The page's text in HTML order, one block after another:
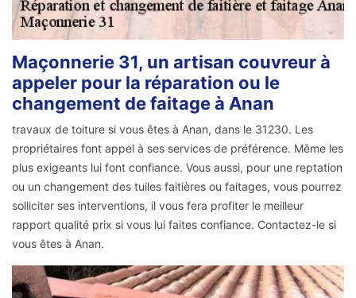
Maçonnerie 31, un artisan couvreur à
appeler pour la réparation ou le
changement de faitage à Anan
travaux de toiture si vous êtes à Anan, dans le 31230. Les
propriétaires font appel à ses services de préférence. Même les
plus exigeants lui font confiance. Vous aussi, pour une reptation
ou un changement des tuiles faitières ou faitages, vous pourrez
solliciter ses interventions, il vous fera profiter le meilleur
rapport qualité prix si vous lui faites confiance. Contactez-le si
vous êtes à Anan.